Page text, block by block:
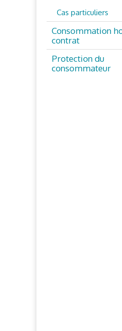
Cas particuliers
Consommation
contrat
Protection du
consommateur